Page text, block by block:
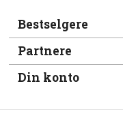
Bestselgere
Partnere
Din konto